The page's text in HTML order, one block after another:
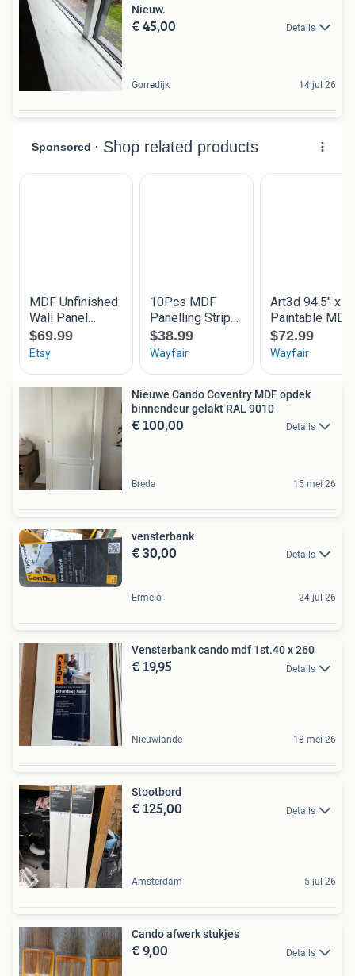
Nieuw.
€ 45,00 Details
Gorredijk 14 jul 26
Nieuwe Cando Coventry MDF opdek
binnendeur gelakt RAL 9010
€ 100,00 Details
Breda 15 mei 26
vensterbank
€ 30,00 Details
Ermelo 24 jul 26
Vensterbank cando mdf 1st.40 x 260
€ 19,95 Details
Nieuwlande 18 mei 26
Stootbord
€ 125,00 Details
Amsterdam 5 jul 26
Cando afwerk stukjes
€ 9,00 Details